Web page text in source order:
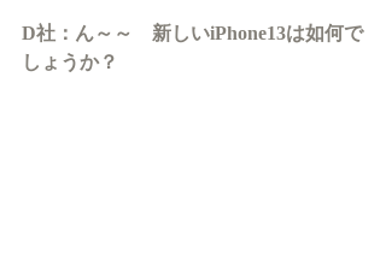
D社：ん～～　新しいiPhone13は如何で
しょうか？